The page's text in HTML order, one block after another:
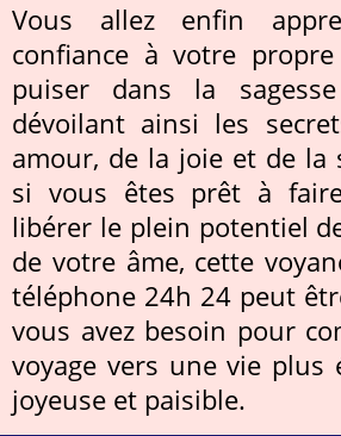
Vous allez enfin
confiance à votre
puiser dans la
dévoilant ainsi les
amour, de la joie et de la
si vous êtes prêt à
libérer le plein potentiel
de votre âme, cette
téléphone 24h 24 peut
vous avez besoin pour
voyage vers une vie plus
joyeuse et paisible.